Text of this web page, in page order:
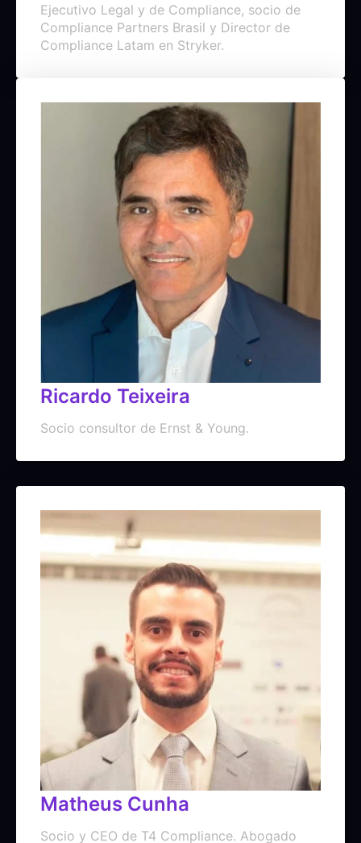
Ejecutivo Legal y de Compliance, socio de
Compliance Partners Brasil y Director de
Compliance Latam en Stryker.
Ricardo Teixeira
Socio consultor de Ernst & Young.
Matheus Cunha
Socio y CEO de T4 Compliance. Abogado